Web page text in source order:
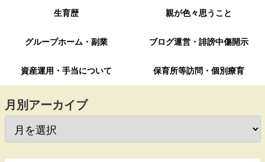
生育歴 親が色々思うこと
グループホーム・副業 ブログ運営・誹謗中傷開示
資産運用・手当について 保育所等訪問・個別療育
月別アーカイブ